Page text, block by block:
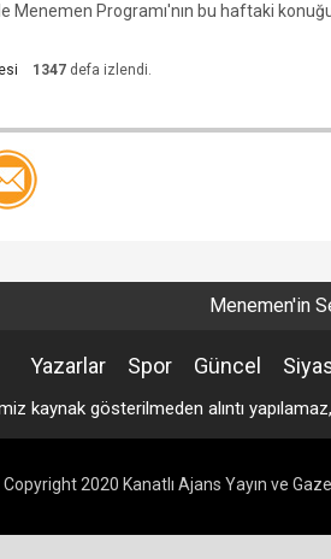
Menemen Programı'nın bu haftaki
1347 defa izlendi.
Menemen'in
Yazarlar Spor Güncel
kaynak gösterilmeden alıntı
2020 Kanatlı Ajans Yayın ve